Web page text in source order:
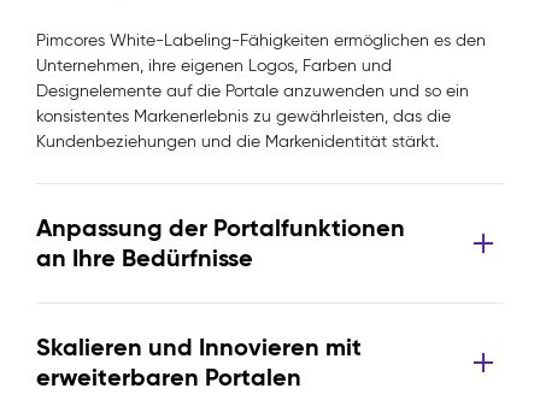
Pimcores White-Labeling-Fähigkeiten ermöglichen es den
Unternehmen, ihre eigenen Logos, Farben und
Designelemente auf die Portale anzuwenden und so ein
konsistentes Markenerlebnis zu gewährleisten, das die
Kundenbeziehungen und die Markenidentität stärkt.
Anpassung der Portalfunktionen
an Ihre Bedürfnisse
Skalieren und Innovieren mit
erweiterbaren Portalen